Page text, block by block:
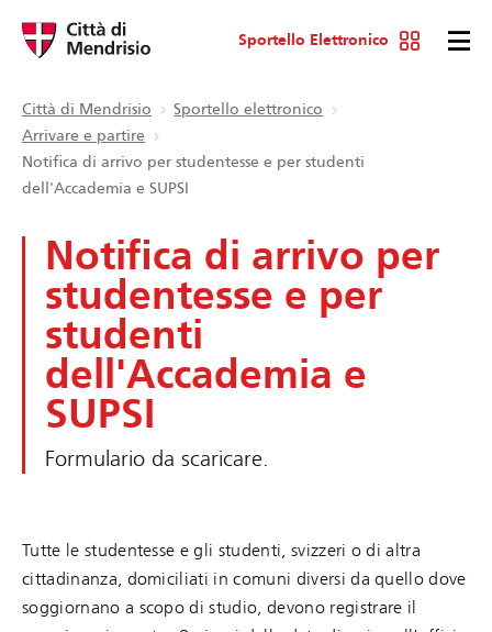
Sportello Elettronico
Città di Mendrisio
Sportello elettronico
Arrivare e partire
Notifica di arrivo per studentesse e per studenti
dell'Accademia e SUPSI
Notifica di arrivo per
studentesse e per
studenti
dell'Accademia e
SUPSI
Formulario da scaricare.
Tutte le studentesse e gli studenti, svizzeri o di altra
cittadinanza, domiciliati in comuni diversi da quello dove
soggiornano a scopo di studio, devono registrare il